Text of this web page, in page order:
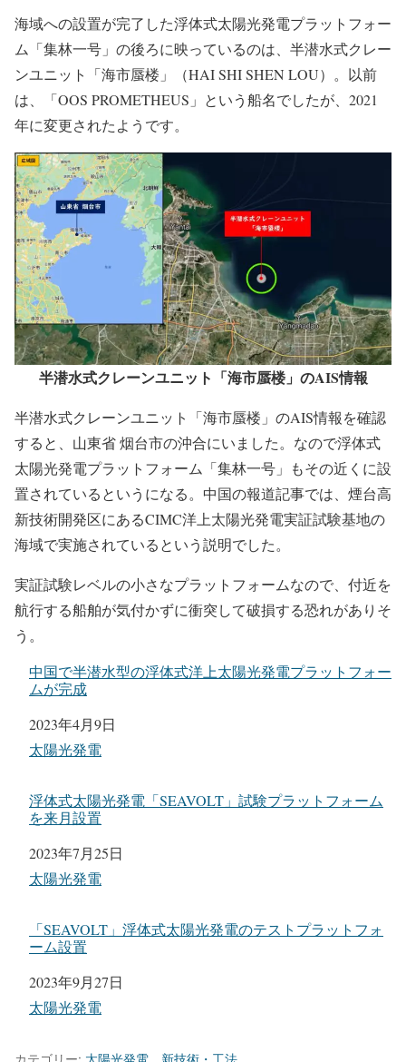
海域への設置が完了した浮体式太陽光発電プラットフォー
ム「集林一号」の後ろに映っているのは、半潜水式クレー
ンユニット「海市蜃楼」（HAI SHI SHEN LOU）。以前
は、「OOS PROMETHEUS」という船名でしたが、2021
年に変更されたようです。
半潜水式クレーンユニット「海市蜃楼」のAIS情報
半潜水式クレーンユニット「海市蜃楼」のAIS情報を確認
すると、山東省 烟台市の沖合にいました。なので浮体式
太陽光発電プラットフォーム「集林一号」もその近くに設
置されているというになる。中国の報道記事では、煙台高
新技術開発区にあるCIMC洋上太陽光発電実証試験基地の
海域で実施されているという説明でした。
実証試験レベルの小さなプラットフォームなので、付近を
航行する船舶が気付かずに衝突して破損する恐れがありそ
う。
中国で半潜水型の浮体式洋上太陽光発電プラットフォー
ムが完成
日付
2023年4月9日
関連理由
太陽光発電
浮体式太陽光発電「SEAVOLT」試験プラットフォーム
を来月設置
日付
2023年7月25日
関連理由
太陽光発電
「SEAVOLT」浮体式太陽光発電のテストプラットフォ
ーム設置
日付
2023年9月27日
関連理由
太陽光発電
カテゴリー: 太陽光発電 新技術・工法